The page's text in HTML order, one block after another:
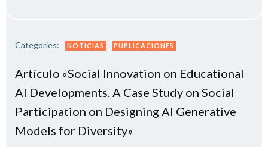
Categories: NOTICIAS PUBLICACIONES
Artículo «Social Innovation on Educational
AI Developments. A Case Study on Social
Participation on Designing AI Generative
Models for Diversity»